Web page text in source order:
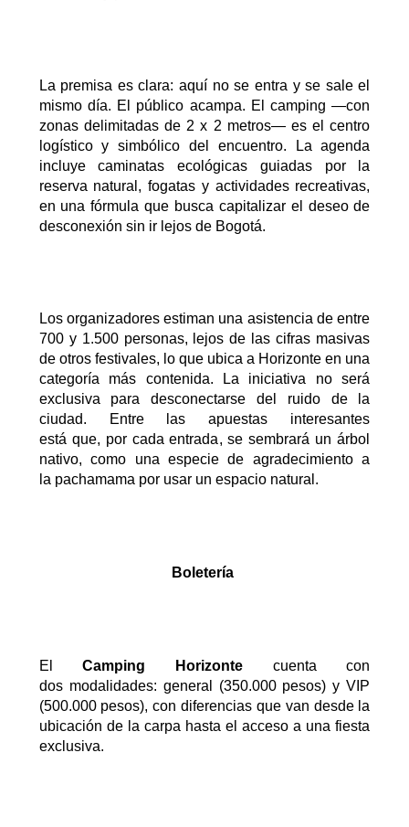
La premisa es clara: aquí no se entra y se sale el
mismo día. El público acampa. El camping —con
zonas delimitadas de 2 x 2 metros— es el centro
logístico y simbólico del encuentro. La agenda
incluye caminatas ecológicas guiadas por la
reserva natural, fogatas y actividades recreativas,
en una fórmula que busca capitalizar el deseo de
desconexión sin irlejos de Bogotá.
Los organizadores estiman una asistencia de entre
700 y 1.500 personas, lejos de las cifras masivas
de otros festivales, lo que ubica a Horizonte en una
categoría más contenida.
La iniciativa no será
exclusiva para desconectarse del ruido de la
ciudad. Entre las apuestas interesantes
está que, por cada entrada, se sembrará un árbol
nativo,como una especie de agradecimiento a
la pachamama por usar un espacio natural .
Boletería
ElCamping Horizonte cuenta con
dosmodalidades: general (350.000 pesos) y VIP
(500.000pesos), con diferencias que van desde la
ubicación de la carpa hasta el acceso a una fiesta
exclusiva.